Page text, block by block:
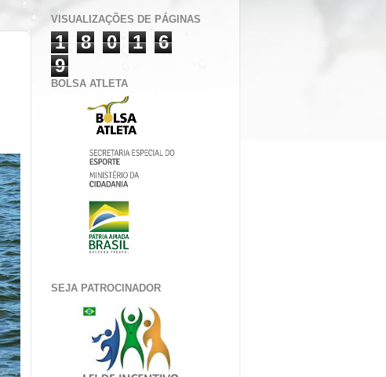
VISUALIZAÇÕES DE PÁGINAS
1 8 0 1
6
9
BOLSA ATLETA
SEJA PATROCINADOR